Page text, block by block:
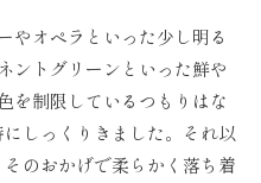
やオペラといった少し明る
ントグリーンといった鮮や
を制限しているつもりはな
しっくりきました。それ以
のおかげで柔らかく落ち着